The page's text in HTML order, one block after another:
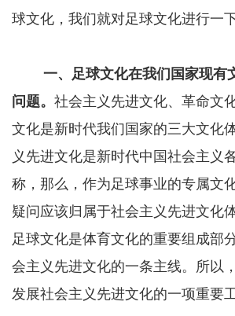
球文化，我们就对足球文化进行一下
一、足球文化在我们国家现有
问题。 社会主义先进文化、革命文
文化是新时代我们国家的三大文化
义先进文化是新时代中国社会主义
称，那么，作为足球事业的专属文
疑问应该归属于社会主义先进文化
足球文化是体育文化的重要组成部
会主义先进文化的一条主线。所以
发展社会主义先进文化的一项重要工